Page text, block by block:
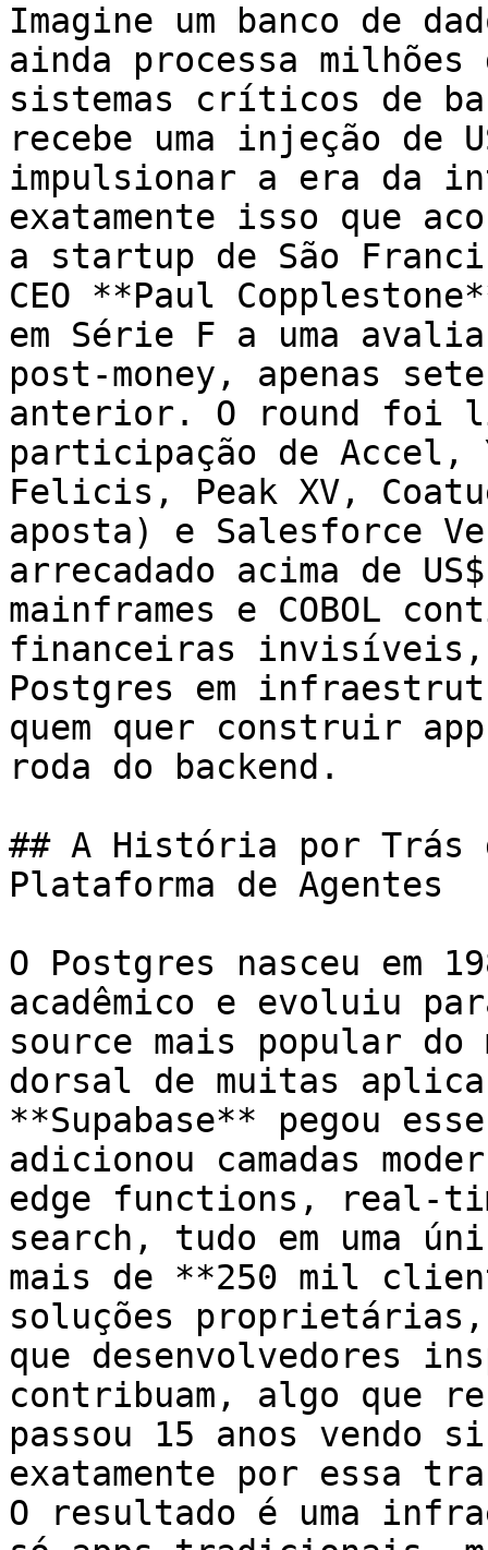
Imagine um banco de
ainda processa
sistemas críticos de
recebe uma injeção de
impulsionar a era da
exatamente isso que
a startup de São
CEO **Paul
em Série F a uma
post-money, apenas
anterior. O round foi
participação de Accel,
Felicis, Peak XV,
aposta) e Salesforce
arrecadado acima de
mainframes e COBOL
financeiras invisíveis,
Postgres em
quem quer construir
roda do backend.
## A História por Trás
Plataforma de Agentes
O Postgres nasceu em
acadêmico e evoluiu
source mais popular do
dorsal de muitas
**Supabase** pegou
adicionou camadas
edge functions, real-
search, tudo em uma
mais de **250 mil
soluções
que desenvolvedores
contribuam, algo que
passou 15 anos vendo
exatamente por essa
O resultado é uma